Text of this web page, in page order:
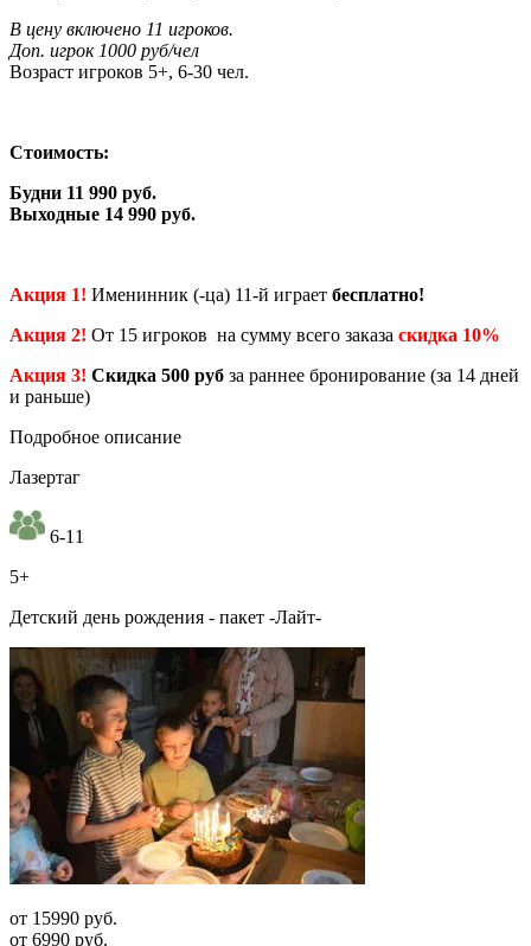
В цену включено 11 игроков.
Доп. игрок 1000 руб/чел
Возраст игроков 5+, 6-30 чел.
Стоимость:
Будни 11 990 руб.
Выходные 14 990 руб.
Акция 1! Именинник (-ца) 11-й играет бесплатно!
Акция 2! От 15 игроков на сумму всего заказа скидка 10%
Акция 3! Скидка 500 руб за раннее бронирование (за 14 дней
и раньше)
Подробное описание
Лазертаг
6-11
5+
Детский день рождения - пакет -Лайт-
от 15990 руб.
от 6990 руб.